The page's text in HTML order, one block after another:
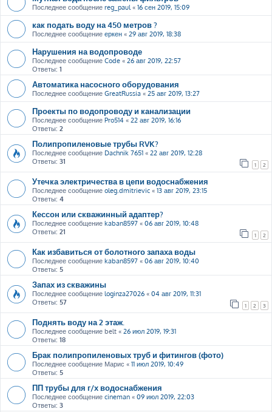
Последнее сообщение reg_paul« 16 сен 2019, 15:09
как подать воду на 450 метров ?
Последнее сообщение еркен « 29 авг 2019, 18:38
Нарушения на водопроводе
Последнее сообщение Code « 26 авг 2019, 22:57
Ответы: 1
Автоматика насосного оборудования
Последнее сообщение GreatRussia « 25 авг 2019, 13:27
Проекты по водопроводу и канализации
Последнее сообщение Pro514 « 22 авг 2019, 16:16
Ответы: 2
Полипропиленовые трубы RVK?
Последнее сообщение Dachnik 7651 « 22 авг 2019, 12:28
Ответы: 31 1 2
Утечка электричества в цепи водоснабжения
Последнее сообщение oleg.dmitrievic « 13 авг 2019, 23:15
Ответы: 4
Кессон или скважинный адаптер?
Последнее сообщение kaban8597 « 06 авг 2019, 10:48
Ответы: 21 1 2
Как избавиться от болотного запаха воды
Последнее сообщение kaban8597 « 06 авг 2019, 10:40
Ответы: 5
Запах из скважины
Последнее сообщение loginza27026 « 04 авг 2019, 11:31
Ответы: 57 1 2 3
Поднять воду на 2 этаж.
Последнее сообщение belt « 26 июл 2019, 19:31
Ответы: 18
Брак полипропиленовых труб и фитингов (фото)
Последнее сообщение Марис « 11 июл 2019, 10:49
Ответы: 5
ПП трубы для г/х водоснабжения
Последнее сообщение cineman « 09 июл 2019, 22:03
Ответы: 3